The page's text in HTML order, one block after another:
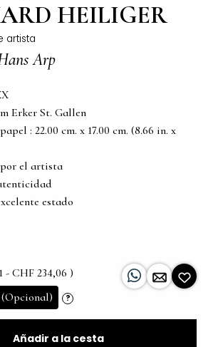
HEILIGER
artista
Arp
Erker St. Gallen
: 22.00 cm. x 17.00 cm. (8.66 in. x
el artista
estado
- CHF 234,06 )
?
Añadir a la cesta